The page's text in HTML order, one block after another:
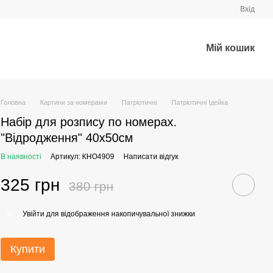
Вхід
Мій кошик
Головна Картини за номерами Патріотичні Патріотичні Ідейка
Набір для розпису по номерах.
"Відродження" 40х50см
В наявності Артикул: КНО4909 Написати відгук
325 грн 380 грн
Увійти для відображення накопичувальної знижки
Купити